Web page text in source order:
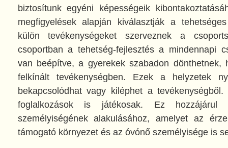
biztosítunk egyéni képességeik
megfigyelések alapján kiválasztják a
külön tevékenységeket szerveznek a
csoportban a tehetség-fejlesztés a mindennapi
van beépítve, a gyerekek szabadon dönthetnek,
felkínált tevékenységben. Ezek a helyzetek
bekapcsolódhat vagy kiléphet a
foglalkozások is játékosak. Ez hozzájárul
személyiségének alakulásához, amelyet az
támogató környezet és az óvónő személyisége is